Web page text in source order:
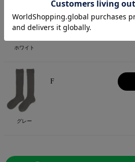
ホワイト
F
グレー
F